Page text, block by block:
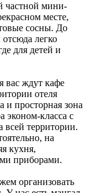
частной мини-
месте,
сосны. До
легко
для детей и
вас ждут кафе
отеля
и просторная зона
эконом-класса с
всей территории.
на
кухня,
приборами.
организовать